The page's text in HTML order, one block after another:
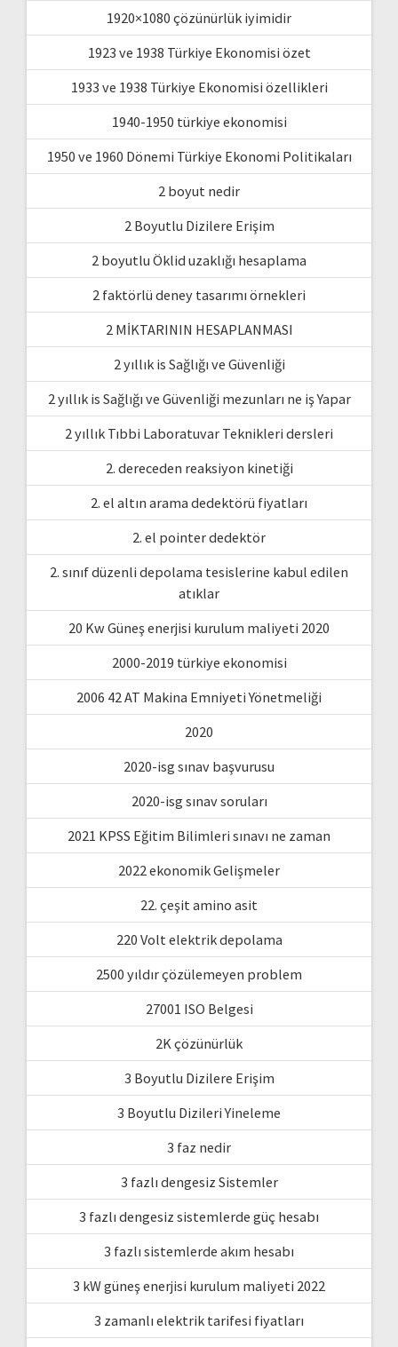
1920×1080 çözünürlük iyimidir
1923 ve 1938 Türkiye Ekonomisi özet
1933 ve 1938 Türkiye Ekonomisi özellikleri
1940-1950 türkiye ekonomisi
1950 ve 1960 Dönemi Türkiye Ekonomi Politikaları
2 boyut nedir
2 Boyutlu Dizilere Erişim
2 boyutlu Öklid uzaklığı hesaplama
2 faktörlü deney tasarımı örnekleri
2 MİKTARININ HESAPLANMASI
2 yıllık is Sağlığı ve Güvenliği
2 yıllık is Sağlığı ve Güvenliği mezunları ne iş Yapar
2 yıllık Tıbbi Laboratuvar Teknikleri dersleri
2. dereceden reaksiyon kinetiği
2. el altın arama dedektörü fiyatları
2. el pointer dedektör
2. sınıf düzenli depolama tesislerine kabul edilen
atıklar
20 Kw Güneş enerjisi kurulum maliyeti 2020
2000-2019 türkiye ekonomisi
2006 42 AT Makina Emniyeti Yönetmeliği
2020
2020-isg sınav başvurusu
2020-isg sınav soruları
2021 KPSS Eğitim Bilimleri sınavı ne zaman
2022 ekonomik Gelişmeler
22. çeşit amino asit
220 Volt elektrik depolama
2500 yıldır çözülemeyen problem
27001 ISO Belgesi
2K çözünürlük
3 Boyutlu Dizilere Erişim
3 Boyutlu Dizileri Yineleme
3 faz nedir
3 fazlı dengesiz Sistemler
3 fazlı dengesiz sistemlerde güç hesabı
3 fazlı sistemlerde akım hesabı
3 kW güneş enerjisi kurulum maliyeti 2022
3 zamanlı elektrik tarifesi fiyatları